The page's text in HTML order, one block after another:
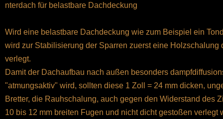
nterdach für belastbare Dachdeckung
Wird eine belastbare Dachdeckung wie zum Beispiel ein
wird zur Stabilisierung der Sparren zuerst eine Holzschalung
verlegt.
Damit der Dachaufbau nach außen besonders
"atmungsaktiv" wird, sollten diese 1 Zoll = 24 mm dicken,
Bretter, die Rauhschalung, auch gegen den Widerstand des
10 bis 12 mm breiten Fugen und nicht dicht gestoßen verlegt